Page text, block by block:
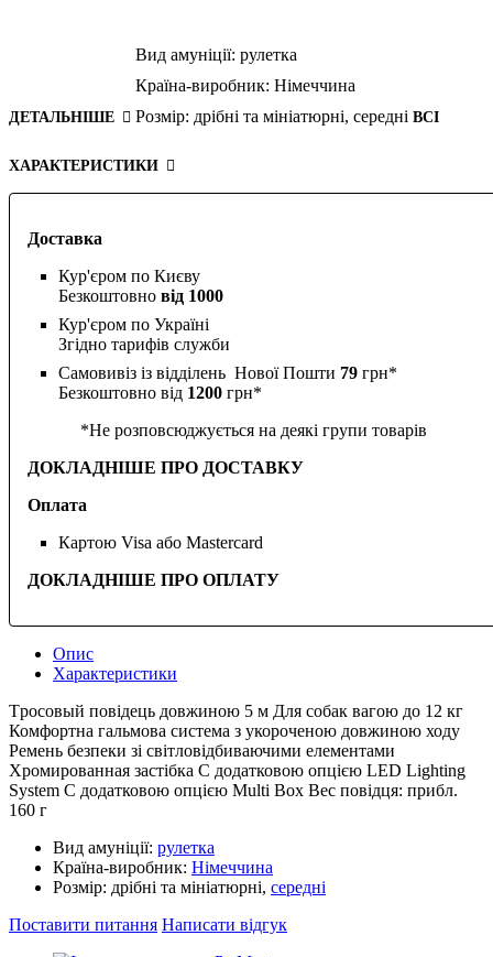
Доставка
Кур'єром по Києву
Безкоштовно від 1000
Кур'єром по Україні
Згідно тарифів служби
Самовивіз із відділень Нової Пошти 79 грн*
Безкоштовно від 1200 грн*
*Не розповсюджується на деякі групи товарів
ДОКЛАДНІШЕ ПРО ДОСТАВКУ
Оплата
Картою Visa або Mastercard
ДОКЛАДНІШЕ ПРО ОПЛАТУ
ДЕТАЛЬНІШЕ
Вид амуніції: рулетка
Країна-виробник: Німеччина
Розмір: дрібні та мініатюрні, середні ВСІ
ХАРАКТЕРИСТИКИ
Опис
Характеристики
Tросовый повідець довжиною 5 м Для собак вагою до 12 кг
Комфортна гальмова система з укороченою довжиною ходу
Pемень безпеки зі світловідбиваючими елементами
Xромированная застібка C додатковою опцією LED Lighting
System C додатковою опцією Multi Box Bес повідця: прибл.
160 г
Вид амуніції: рулетка
Країна-виробник: Німеччина
Розмір: дрібні та мініатюрні, середні
Поставити питання Написати відгук